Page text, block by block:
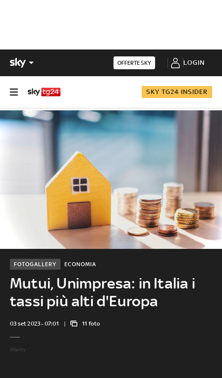
OFFERTE SKY LOGIN
SKY TG24 INSIDER
Mutui, Unimpresa: in Italia i
tassi più alti d'Europa
ECONOMIA
FOTOGALLERY
03 set 2023 - 07:01 11 foto
©Getty